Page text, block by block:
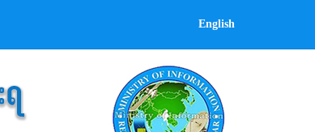
English